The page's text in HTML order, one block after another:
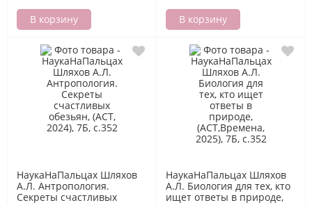
В корзину В корзину
НаукаНаПальцах Шляхов
А.Л. Антропология.
Секреты счастливых
НаукаНаПальцах Шляхов
А.Л. Биология для тех, кто
ищет ответы в природе,